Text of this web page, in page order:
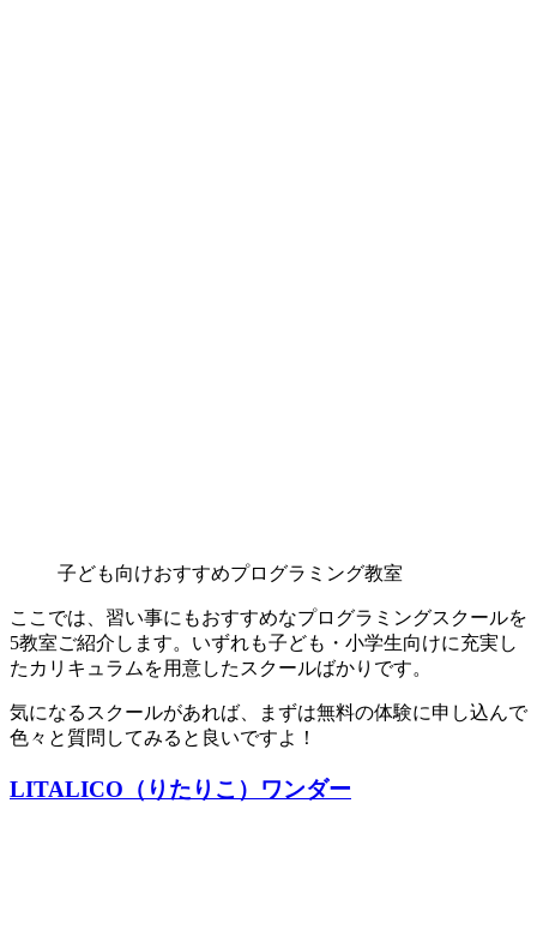
子ども向けおすすめプログラミング教室
ここでは、習い事にもおすすめなプログラミングスクールを
5教室ご紹介します。いずれも子ども・小学生向けに充実し
たカリキュラムを用意したスクールばかりです。
気になるスクールがあれば、まずは無料の体験に申し込んで
色々と質問してみると良いですよ！
LITALICO（りたりこ）ワンダー